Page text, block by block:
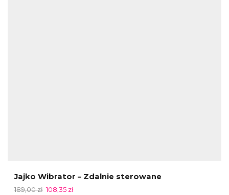
Jajko Wibrator – Zdalnie sterowane
189,00zł 108,35 zł